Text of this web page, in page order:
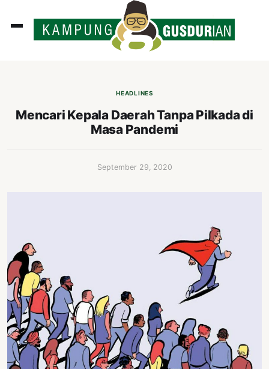
HEADLINES
Mencari Kepala Daerah Tanpa Pilkada di
Masa Pandemi
September 29, 2020